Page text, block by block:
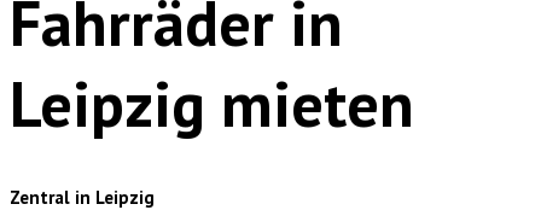
Fahrräder in
Leipzig mieten
Zentral in Leipzig